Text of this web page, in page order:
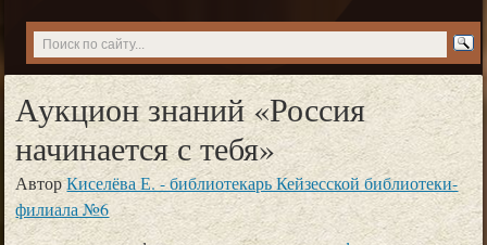
Аукцион знаний «Россия
начинается с тебя»
АвторКиселёва Е. - библиотекарь Кейзесской библиотеки-
филиала №6